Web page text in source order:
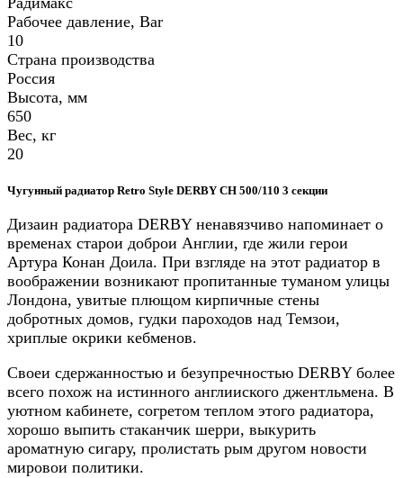
Рабочее давление, Bar
10
Страна производства
Россия
Высота, мм
650
Вес, кг
20
Чугунный радиатор Retro Style DERBY CH 500/110 3 секции
Дизаин радиатора DERBY ненавязчиво напоминает о
временах старои доброи Англии, где жили герои
Артура Конан Доила. При взгляде на этот радиатор в
воображении возникают пропитанные туманом улицы
Лондона, увитые плющом кирпичные стены
добротных домов, гудки пароходов над Темзои,
хриплые окрики кебменов.
Своеи сдержанностью и безупречностью DERBY более
всего похож на истинного англииского джентльмена. В
уютном кабинете, согретом теплом этого радиатора,
хорошо выпить стаканчик шерри, выкурить
ароматную сигару, пролистать рым другом новости
мировои политики.